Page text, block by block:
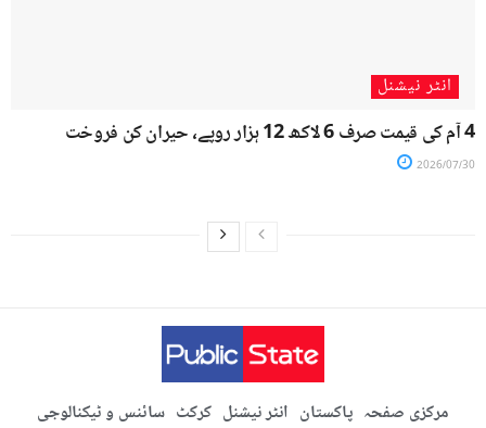
انٹر نیشنل
4 آم کی قیمت صرف 6 لاکھ 12 ہزار روپے، حیران کن فروخت
2026/07/30
مرکزی صفحہ پاکستان انٹر نیشنل کرکٹ سائنس و ٹیکنالوجی